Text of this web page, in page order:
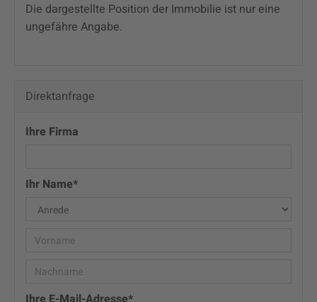
Mehr Informationen
Die dargestellte Position der Immobilie ist nur eine
ungefähre Angabe.
Direktanfrage
Ihre Firma
Ihr Name*